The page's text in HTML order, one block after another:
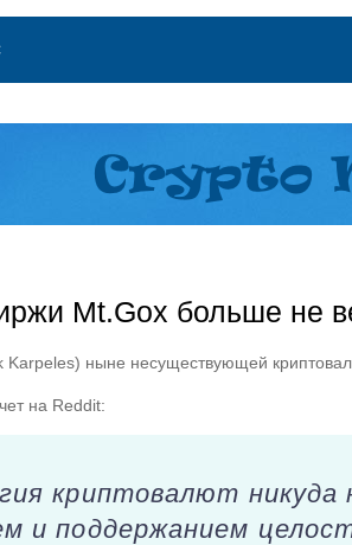
Mt.Gox больше не
ныне несуществующей
на Reddit:
криптовалют
и поддержанием